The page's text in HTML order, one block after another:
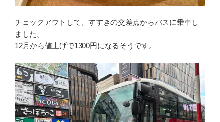
チェックアウトして、すすきの交差点からバスに乗車し
ました。
12月から値上げで1300円になるそうです。